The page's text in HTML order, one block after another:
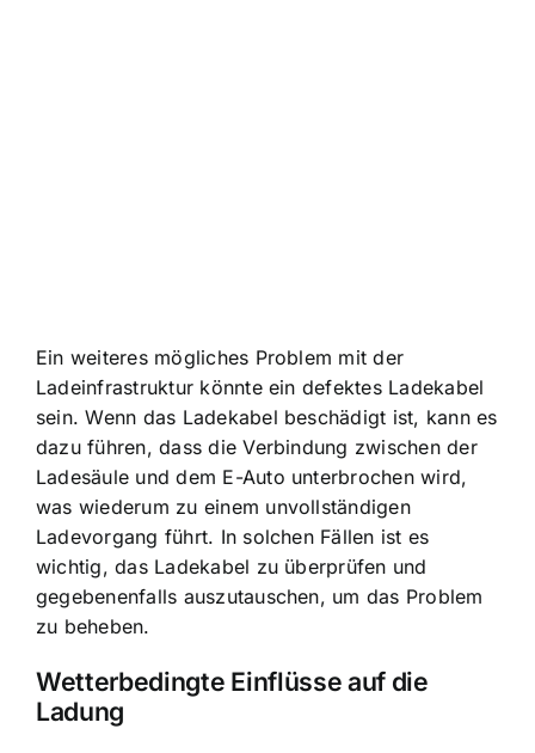
Ein weiteres mögliches Problem mit der
Ladeinfrastruktur könnte ein defektes Ladekabel
sein. Wenn das Ladekabel beschädigt ist, kann es
dazu führen, dass die Verbindung zwischen der
Ladesäule und dem E-Auto unterbrochen wird,
was wiederum zu einem unvollständigen
Ladevorgang führt. In solchen Fällen ist es
wichtig, das Ladekabel zu überprüfen und
gegebenenfalls auszutauschen, um das Problem
zu beheben.
Wetterbedingte Einflüsse auf die
Ladung